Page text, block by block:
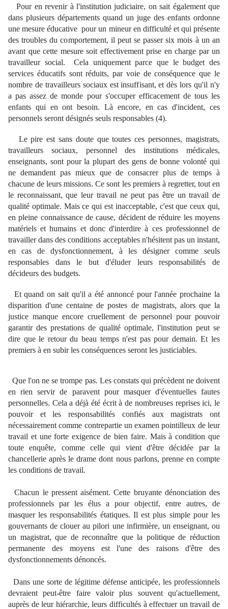
Pour en revenir à l'institution judiciaire, on sait également que
dans plusieurs départements quand un juge des enfants ordonne
une mesure éducative pour un mineur en difficulté et qui présente
des troubles du comportement, il peut se passer six mois à un an
avant que cette mesure soit effectivement prise en charge par un
travailleur social. Cela uniquement parce que le budget des
services éducatifs sont réduits, par voie de conséquence que le
nombre de travailleurs sociaux est insuffisant, et dès lors qu'il n'y
a pas assez de monde pour s'occuper efficacement de tous les
enfants qui en ont besoin. Là encore, en cas d'incident, ces
personnels seront désignés seuls responsables (4).
Le pire est sans doute que toutes ces personnes, magistrats,
travailleurs sociaux, personnel des institutions médicales,
enseignants, sont pour la plupart des gens de bonne volonté qui
ne demandent pas mieux que de consacrer plus de temps à
chacune de leurs missions. Ce sont les premiers à regretter, tout en
le reconnaissant, que leur travail ne peut pas être un travail de
qualité optimale. Mais ce qui est inacceptable, c'est que ceux qui,
en pleine connaissance de cause, décident de réduire les moyens
matériels et humains et donc d'interdire à ces professionnel de
travailler dans des conditions acceptables n'hésitent pas un instant,
en cas de dysfonctionnement, à les désigner comme seuls
responsables dans le but d'éluder leurs responsabilités de
décideurs des budgets.
Et quand on sait qu'il a été annoncé pour l'année prochaine la
disparition d'une centaine de postes de magistrats, alors que la
justice manque encore cruellement de personnel pour pouvoir
garantir des prestations de qualité optimale, l'institution peut se
dire que le retour du beau temps n'est pas pour demain. Et les
premiers à en subir les conséquences seront les justiciables.
Que l'on ne se trompe pas. Les constats qui précèdent ne doivent
en rien servir de paravent pour masquer d'éventuelles fautes
personnelles. Cela a déjà été écrit à de nombreuses reprises ici, le
pouvoir et les responsabilités confiés aux magistrats ont
nécessairement comme contrepartie un examen pointilleux de leur
travail et une forte exigence de bien faire. Mais à condition que
toute enquête, comme celle qui vient d'être décidée par la
chancellerie après le drame dont nous parlons, prenne en compte
les conditions de travail.
Chacun le pressent aisément. Cette bruyante dénonciation des
professionnels par les élus a pour objectif, entre autres, de
masquer les responsabilités étatiques. Il est plus simple pour les
gouvernants de clouer au pilori une infirmière, un enseignant, ou
un magistrat, que de reconnaître que la politique de réduction
permanente des moyens est l'une des raisons d'être des
dysfonctionnements dénoncés.
Dans une sorte de légitime défense anticipée, les professionnels
devraient peut-être faire valoir plus souvent qu'actuellement,
auprès de leur hiérarchie, leurs difficultés à effectuer un travail de